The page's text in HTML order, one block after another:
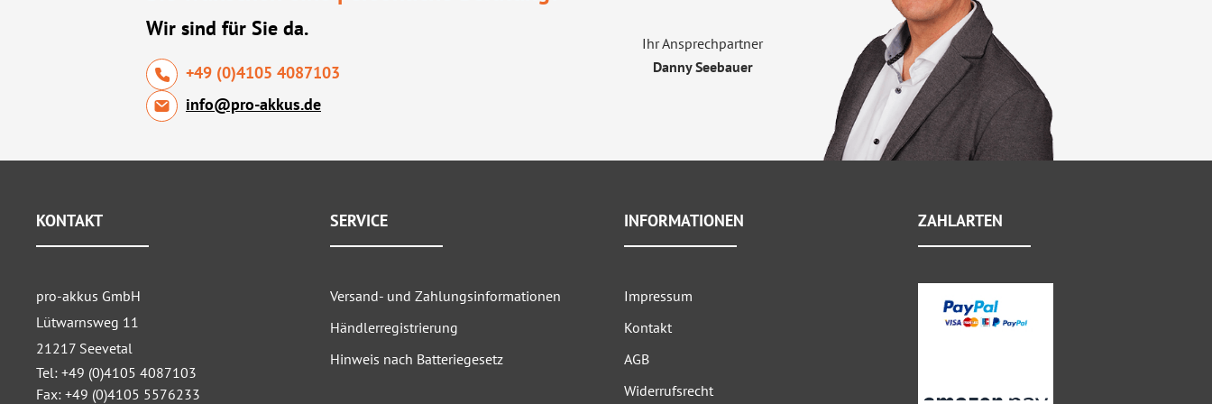
Wir sind für Sie da.
+49 (0)4105 4087103
info@pro-akkus.de
Ihr Ansprechpartner
Danny Seebauer
KONTAKT
pro-akkus GmbH
Lütwarnsweg 11
21217 Seevetal
Tel: +49 (0)4105 4087103
Fax: +49 (0)4105 5576233
SERVICE
Versand- und Zahlungsinformationen
Händlerregistrierung
Hinweis nach Batteriegesetz
INFORMATIONEN
Impressum
Kontakt
AGB
Widerrufsrecht
ZAHLARTEN